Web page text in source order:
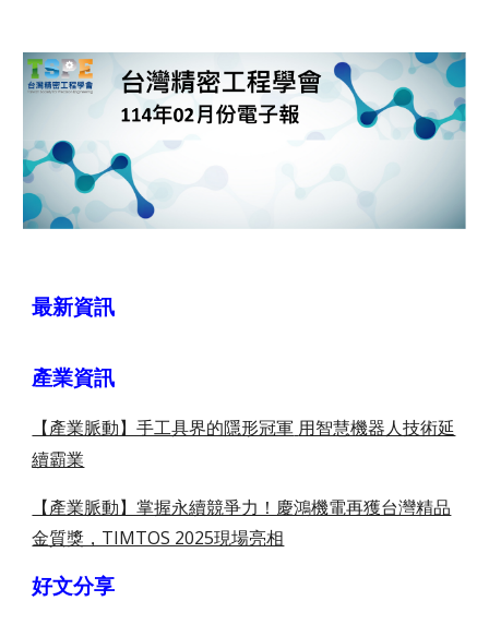
最新資訊
產業資訊
【產業脈動】手工具界的隱形冠軍 用智慧機器人技術延
續霸業
【產業脈動】掌握永續競爭力！慶鴻機電再獲台灣精品
金質獎，TIMTOS 2025現場亮相
好文分享